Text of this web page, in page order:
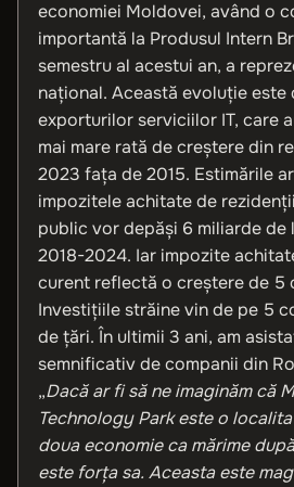
economiei Moldovei, având o
importantă la Produsul Intern
semestru al acestui an, a
național. Această evoluție
exporturilor serviciilor IT, care
mai mare rată de creștere din
2023 fața de 2015. Estimările
impozitele achitate de
public vor depăși 6 miliarde de
2018-2024. Iar impozite
curent reflectă o creștere de 5
Investițiile străine vin de pe 5
de țări. În ultimii 3 ani, am
semnificativ de companii din
„Dacă ar fi să ne imaginăm că
Technology Park este o
doua economie ca mărime
este forța sa. Aceasta este